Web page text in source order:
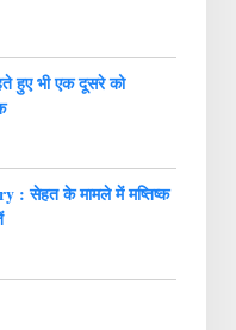
हुए भी एक दूसरे को
: सेहत के मामले में मष्तिष्क